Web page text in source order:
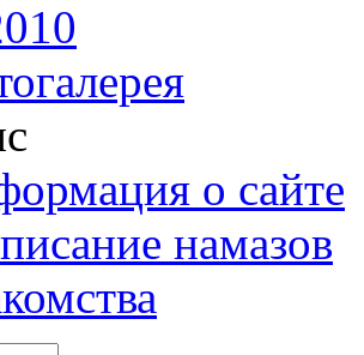
о сайте
намазов